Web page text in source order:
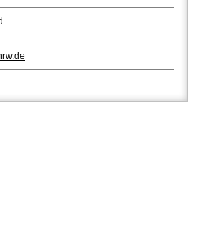
sindDortmund,Essen,Bochumund
größten Binnenhafen verfügt. Bekannt
bedingt durch den Kohleabbau in den
Gegend zählt auch heute noch zu den
und insgesamt 129